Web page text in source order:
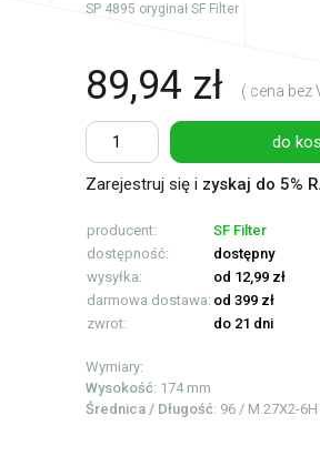
SP 4895 oryginał SF Filter
89,94 zł ( cena bez
do
Zarejestruj się i zyskaj do 5%
producent:
SF Filter
dostępność:
dostępny
wysyłka:
od 12,99 zł
darmowa dostawa: od 399 zł
zwrot:
do 21 dni
Wymiary:
Wysokość: 174 mm
Średnica / Długość: 96 / M 27X2-